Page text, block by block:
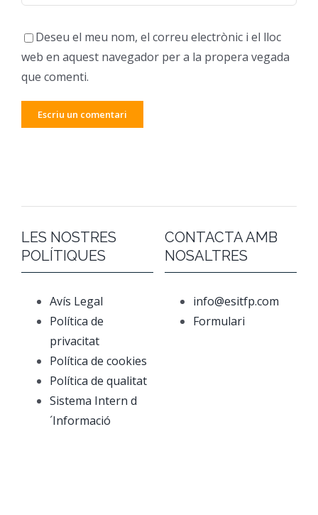
Deseu el meu nom, el correu electrònic i el lloc
web en aquest navegador per a la propera vegada
que comenti.
LES NOSTRES
POLÍTIQUES
Avís Legal
Política de
privacitat
Política de cookies
Política de qualitat
Sistema Intern d
´Informació
CONTACTA AMB
NOSALTRES
info@esitfp.com
Formulari